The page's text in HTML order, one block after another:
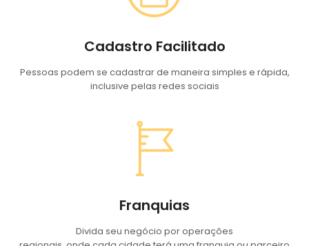
Cadastro Facilitado
Pessoas podem se cadastrar de maneira simples e rápida,
inclusive pelas redes sociais
Franquias
Divida seu negócio por operações